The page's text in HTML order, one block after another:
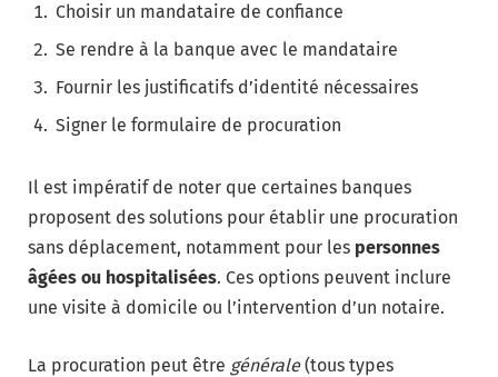
Choisir un mandataire de confiance
Se rendre à la banque avec le mandataire
Fournir les justificatifs d’identité nécessaires
Signer le formulaire de procuration
Il est impératif de noter que certaines banques
proposent des solutions pour établir une procuration
sans déplacement, notamment pour les personnes
âgées ou hospitalisées. Ces options peuvent inclure
une visite à domicile ou l’intervention d’un notaire.
La procuration peut être générale(tous types